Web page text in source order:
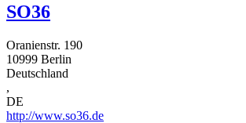
SO36
Oranienstr. 190
10999 Berlin
Deutschland
,
DE
http://www.so36.de